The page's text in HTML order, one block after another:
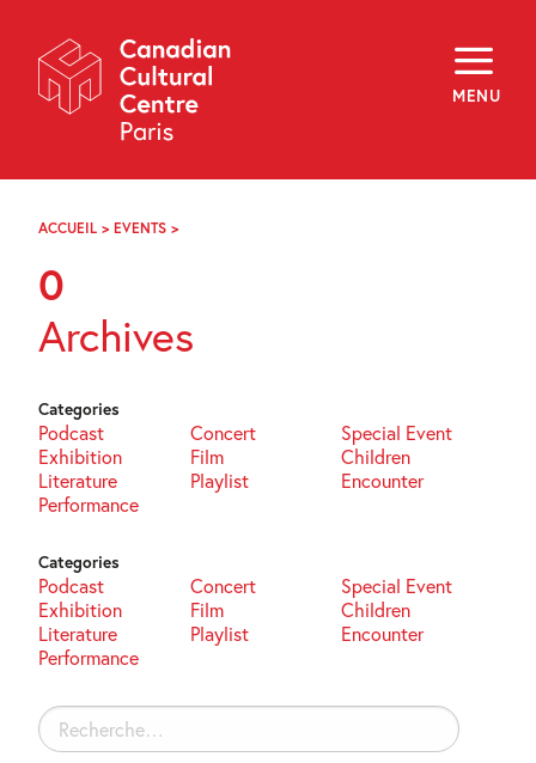
Navigation
MENU
About
Programming
Off-Site
Explore
Archives
FR
ACCUEIL > EVENTS >
0
Archives
Categories
Podcast Concert
Special Event
Exhibition
Film
Children
Literature
Playlist
Encounter
Performance
Categories
Podcast Concert
Special Event
Exhibition
Film
Children
Literature
Playlist
Encounter
Performance
Rechercher :